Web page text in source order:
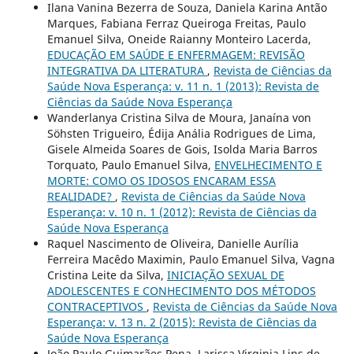
Ilana Vanina Bezerra de Souza, Daniela Karina Antão
Marques, Fabiana Ferraz Queiroga Freitas, Paulo
Emanuel Silva, Oneide Raianny Monteiro Lacerda,
EDUCAÇÃO EM SAÚDE E ENFERMAGEM: REVISÃO
INTEGRATIVA DA LITERATURA , Revista de Ciências da
Saúde Nova Esperança: v. 11 n. 1 (2013): Revista de
Ciências da Saúde Nova Esperança
Wanderlanya Cristina Silva de Moura, Janaína von
Söhsten Trigueiro, Édija Anália Rodrigues de Lima,
Gisele Almeida Soares de Gois, Isolda Maria Barros
Torquato, Paulo Emanuel Silva, ENVELHECIMENTO E
MORTE: COMO OS IDOSOS ENCARAM ESSA
REALIDADE? , Revista de Ciências da Saúde Nova
Esperança: v. 10 n. 1 (2012): Revista de Ciências da
Saúde Nova Esperança
Raquel Nascimento de Oliveira, Danielle Aurília
Ferreira Macêdo Maximin, Paulo Emanuel Silva, Vagna
Cristina Leite da Silva, INICIAÇÃO SEXUAL DE
ADOLESCENTES E CONHECIMENTO DOS MÉTODOS
CONTRACEPTIVOS , Revista de Ciências da Saúde Nova
Esperança: v. 13 n. 2 (2015): Revista de Ciências da
Saúde Nova Esperança